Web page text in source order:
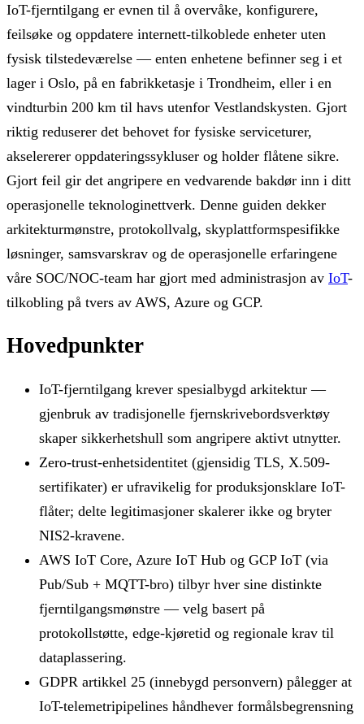
IoT-fjerntilgang er evnen til å overvåke, konfigurere,
feilsøke og oppdatere internett-tilkoblede enheter uten
fysisk tilstedeværelse — enten enhetene befinner seg i et
lager i Oslo, på en fabrikketasje i Trondheim, eller i en
vindturbin 200 km til havs utenfor Vestlandskysten. Gjort
riktig reduserer det behovet for fysiske serviceturer,
akselererer oppdateringssykluser og holder flåtene sikre.
Gjort feil gir det angripere en vedvarende bakdør inn i ditt
operasjonelle teknologinettverk. Denne guiden dekker
arkitekturmønstre, protokollvalg, skyplattformspesifikke
løsninger, samsvarskrav og de operasjonelle erfaringene
våre SOC/NOC-team har gjort med administrasjon av IoT-
tilkobling på tvers av AWS, Azure og GCP.
Hovedpunkter
IoT-fjerntilgang krever spesialbygd arkitektur —
gjenbruk av tradisjonelle fjernskrivebordsverktøy
skaper sikkerhetshull som angripere aktivt utnytter.
Zero-trust-enhetsidentitet (gjensidig TLS, X.509-
sertifikater) er ufravikelig for produksjonsklare IoT-
flåter; delte legitimasjoner skalerer ikke og bryter
NIS2-kravene.
AWS IoT Core, Azure IoT Hub og GCP IoT (via
Pub/Sub + MQTT-bro) tilbyr hver sine distinkte
fjerntilgangsmønstre — velg basert på
protokollstøtte, edge-kjøretid og regionale krav til
dataplassering.
GDPR artikkel 25 (innebygd personvern) pålegger at
IoT-telemetripipelines håndhever formålsbegrensning